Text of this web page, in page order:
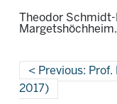
Theodor Schmidt-
Margetshöchheim.
Previous:
2017)